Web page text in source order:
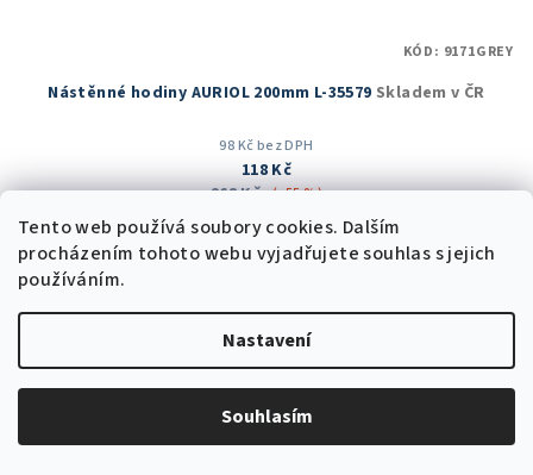
Tento web používá soubory cookies. Dalším
procházením tohoto webu vyjadřujete souhlas s jejich
používáním.
Nastavení
Souhlasím
Nástěnné hodiny AURIOL 200mm L-35579 Skladem v ČR
98 Kč bez DPH
118 Kč
268 Kč (–55 %)
Skladem v ČR(35 ks)
Průměrné
produktu
je
5
hvězdiček.
Do košíku
KÓD: 9171GREY